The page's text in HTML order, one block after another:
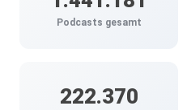
Podcasts gesamt
222.370